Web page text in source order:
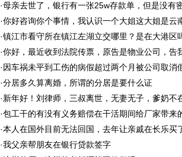
·母亲去世了，银行有一张25w存款单，但是没有
·你好咨询你个事情，我认识一个大姐这大姐是云
·镇江市看守所在镇江左湖立交哪里？是在大港区
·你好，最近收到法院传票，原告是物业公司，告
·因车祸未平到工伤的病假超过两个月被公司取消
·分居多久算离婚，所谓的分居是要什么证
·新年好！刘律师，三叔离世，无妻无子，爹奶不
·包工干的有没有义务赔偿在干活期间给厂家带来
·本人在国外目前无法回国，去年让亲戚在长乐买
·我父亲帮朋友在银行贷款签字